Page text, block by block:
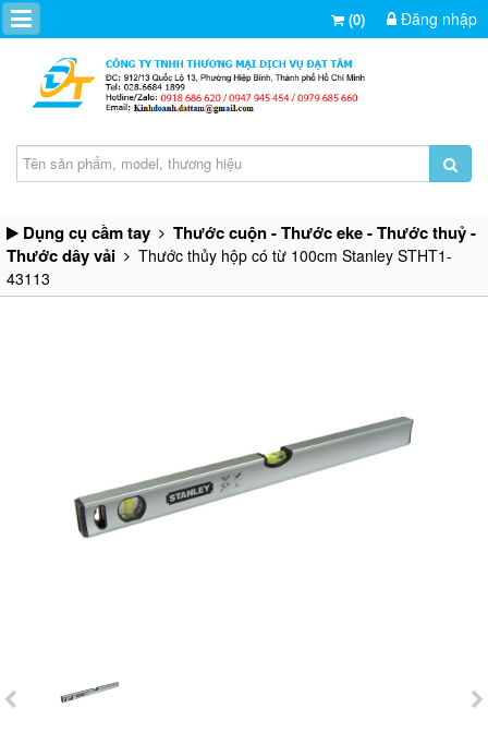
(0) Đăng nhập
Dụng cụ cầm tay
Thước cuộn - Thước eke - Thước thuỷ -
Thước dây vải
Thước thủy hộp có từ 100cm Stanley STHT1-
43113